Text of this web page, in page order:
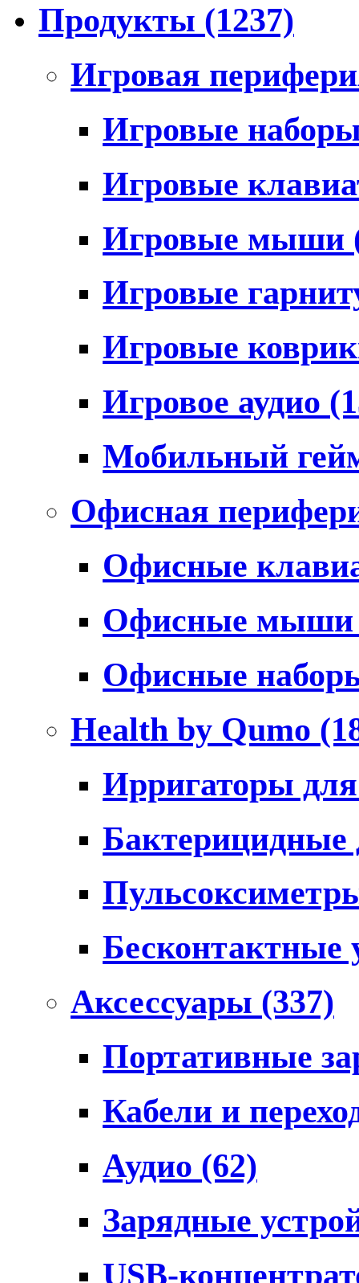
Продукты (1237)
Игровая
Игровые
Игровые
Игровые мыши
Игровые
Игровые
Игровое аудио
Мобильный
Офисная
Офисные
Офисные
Офисные
Health by Qumo
Ирригаторы
Бесконтактные
Аксессуары (337)
Портативные
Кабели и
Аудио (62)
Зарядные
USB-